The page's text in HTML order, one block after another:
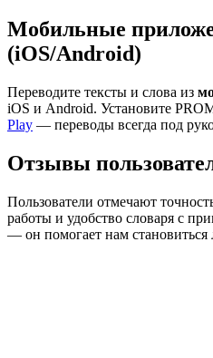
Мобильные
(iOS/Android)
Переводите тексты и слова из
iOS и Android. Установите
Play — переводы всегда под
Отзывы
Пользователи отмечают
работы и удобство словаря с
— он помогает нам становиться